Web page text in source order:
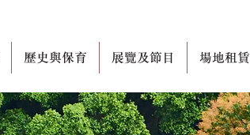
歷史與保育 展覽及節目 場地租賃